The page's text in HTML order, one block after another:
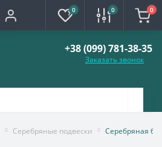
0 0 0
+38 (099) 781-38-35
Заказать звонок
Серебряные подвески Серебряная